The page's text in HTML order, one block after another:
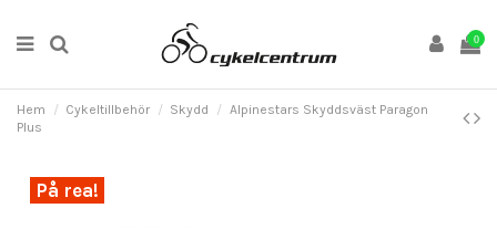
0
Hem Cykeltillbehör Skydd
Alpinestars Skyddsväst Paragon
Plus
På rea!